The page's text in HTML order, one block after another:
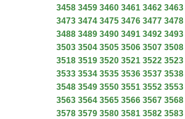
3458 3459 3460 3461 3462 3463
3473 3474 3475 3476 3477 3478
3488 3489 3490 3491 3492 3493
3503 3504 3505 3506 3507 3508
3518 3519 3520 3521 3522 3523
3533 3534 3535 3536 3537 3538
3548 3549 3550 3551 3552 3553
3563 3564 3565 3566 3567 3568
3578 3579 3580 3581 3582 3583